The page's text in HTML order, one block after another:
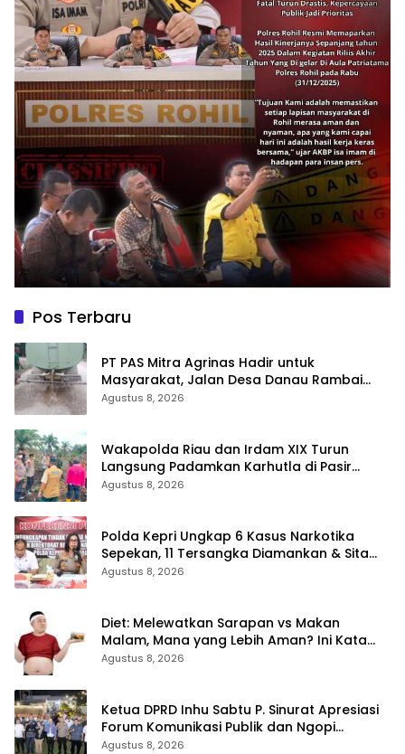
Pos Terbaru
‎PT PAS Mitra Agrinas Hadir untuk
Masyarakat, Jalan Desa Danau Rambai
Dirawat dan Disiram
Agustus 8, 2026
Wakapolda Riau dan Irdam XIX Turun
Langsung Padamkan Karhutla di Pasir
Limau Kapas Rohil
Agustus 8, 2026
Polda Kepri Ungkap 6 Kasus Narkotika
Sepekan, 11 Tersangka Diamankan & Sita
402 Gram Sabu
Agustus 8, 2026
Diet: Melewatkan Sarapan vs Makan
Malam, Mana yang Lebih Aman? Ini Kata
Dokter
Agustus 8, 2026
Ketua DPRD Inhu Sabtu P. Sinurat Apresiasi
Forum Komunikasi Publik dan Ngopi
Bersama Kejari Inhu
Agustus 8, 2026